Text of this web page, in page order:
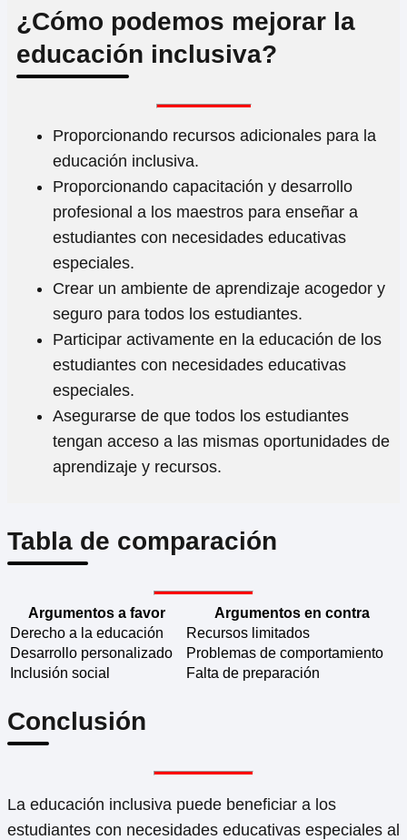
¿Cómo podemos mejorar la
educación inclusiva?
Proporcionando recursos adicionales para la
educación inclusiva.
Proporcionando capacitación y desarrollo
profesional a los maestros para enseñar a
estudiantes con necesidades educativas
especiales.
Crear un ambiente de aprendizaje acogedor y
seguro para todos los estudiantes.
Participar activamente en la educación de los
estudiantes con necesidades educativas
especiales.
Asegurarse de que todos los estudiantes
tengan acceso a las mismas oportunidades de
aprendizaje y recursos.
Tabla de comparación
Argumentos a favor
Argumentos en contra
Derecho a la educación
Recursos limitados
Desarrollo personalizado
Problemas de comportamiento
Inclusión social
Falta de preparación
Conclusión
La educación inclusiva puede beneficiar a los
estudiantes con necesidades educativas especiales al